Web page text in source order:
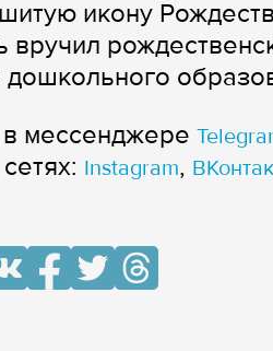
икону
вручил
в мессенджере
Instagram,